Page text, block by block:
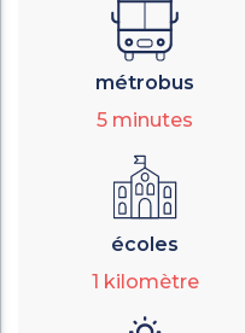
métrobus
5 minutes
écoles
1 kilomètre